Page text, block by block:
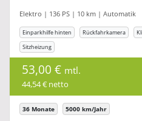
Elektro | 136 PS | 10 km | Automatik
Einparkhilfe hinten Rückfahrkamera
Sitzheizung
53,00 € mtl.
44,54 € netto
36 Monate 5000 km/Jahr